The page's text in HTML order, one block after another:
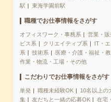
駅
東海学園前駅
職種でお仕事情報をさがす
オフィスワーク・事務系
営業・販
ビス系
クリエイティブ系
IT・
系
技術系 医療・介護・福祉・
作業・物流・工場・その他
こだわりでお仕事情報をさがす
単発 職種未経験OK
10名以上の
集
友だちと一緒の応募OK
在宅